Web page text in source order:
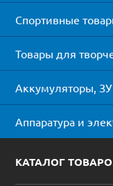
Спортивные
Товары для
Аккумуляторы, ЗУ
Аппаратура и
КАТАЛОГ